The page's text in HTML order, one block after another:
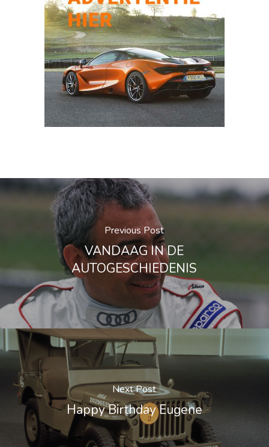
Previous Post
VANDAAG IN DE
AUTOGESCHIEDENIS
Next Post
Happy Birthday Eugene